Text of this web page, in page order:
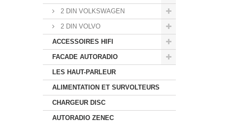
2 DIN VOLKSWAGEN
2 DIN VOLVO
ACCESSOIRES HIFI
FACADE AUTORADIO
LES HAUT-PARLEUR
ALIMENTATION ET SURVOLTEURS
CHARGEUR DISC
AUTORADIO ZENEC